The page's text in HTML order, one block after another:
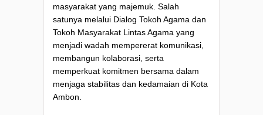
masyarakat yang majemuk. Salah
satunya melalui Dialog Tokoh Agama dan
Tokoh Masyarakat Lintas Agama yang
menjadi wadah mempererat komunikasi,
membangun kolaborasi, serta
memperkuat komitmen bersama dalam
menjaga stabilitas dan kedamaian di Kota
Ambon.